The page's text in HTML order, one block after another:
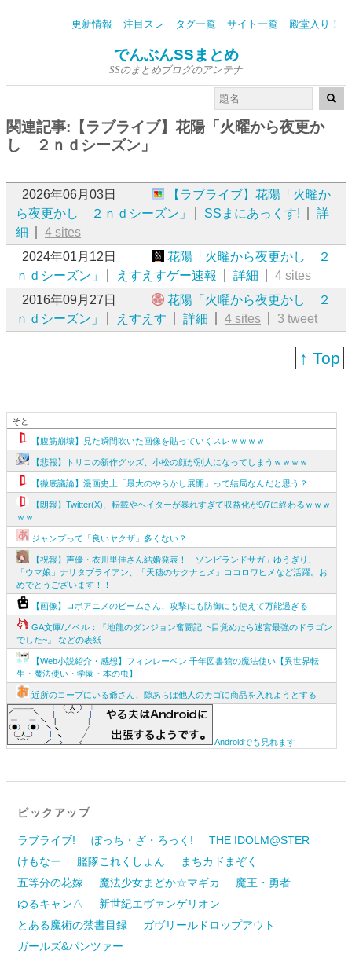
更新情報 注目スレ タグ一覧 サイト一覧 殿堂入り！
でんぶんSSまとめ
SSのまとめブログのアンテナ
関連記事:【ラブライブ】花陽「火曜から夜更か
し ２ｎｄシーズン」
2026年06月03日
【ラブライブ】花陽「火曜か
ら夜更かし ２ｎｄシーズン」
SSまにあっくす!
詳
細
4 sites
2024年01月12日
花陽「火曜から夜更かし ２
ｎｄシーズン」
えすえすゲー速報 詳細
4 sites
2016年09月27日
花陽「火曜から夜更かし ２
ｎｄシーズン」
えすえす 詳細 4 sites 3 tweet
↑ Top
そと
【腹筋崩壊】見た瞬間吹いた画像を貼っていくスレｗｗｗｗ
【悲報】トリコの新作グッズ、小松の顔が別人になってしまうｗｗｗｗ
【徹底議論】漫画史上「最大のやらかし展開」って結局なんだと思う？
【朗報】Twitter(X)、転載やヘイターが暴れすぎて収益化が9/7に終わるｗｗｗ
ｗｗ
ジャンプって「良いヤクザ」多くない？
【祝報】声優・衣川里佳さん結婚発表！「ゾンビランドサガ」ゆうぎり、
「ウマ娘」ナリタブライアン、「天穂のサクナヒメ」ココロワヒメなど活躍。お
めでとうございます！！
【画像】ロボアニメのビームさん、攻撃にも防御にも使えて万能過ぎる
GA文庫/ノベル：『地龍のダンジョン奮闘記! ~目覚めたら迷宮最強のドラゴン
でした~』 などの表紙
【Web小説紹介・感想】フィンレーベン 千年図書館の魔法使い【異世界転
生・魔法使い・学園・本の虫】
近所のコープにいる爺さん、隙あらば他人のカゴに商品を入れようとする
Androidでも見れます
ピックアップ
ラブライブ! ぼっち・ざ・ろっく!
THE IDOLM@STER
けもなー
艦隊これくしょん
まちカドまぞく
五等分の花嫁
魔法少女まどか☆マギカ
魔王・勇者
ゆるキャン△
新世紀エヴァンゲリオン
とある魔術の禁書目録
ガヴリールドロップアウト
ガールズ&パンツァー